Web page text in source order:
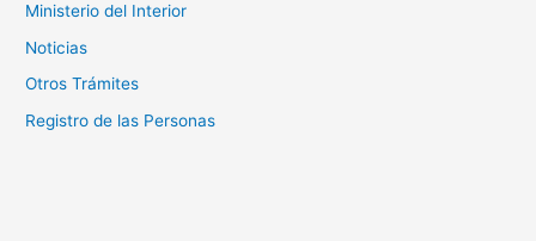
Ministerio del Interior
Noticias
Otros Trámites
Registro de las Personas